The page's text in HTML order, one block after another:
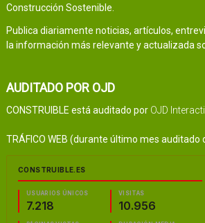
Construcción Sostenible.
Publica diariamente noticias, artículos,
la información más relevante y actualizada
AUDITADO POR OJD
CONSTRUIBLE está auditado por OJD
TRÁFICO WEB (durante último mes auditado